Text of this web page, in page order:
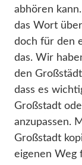
abhören
das Wort
doch für den
das. Wir
den
dass es
Großstadt
anzupassen.
Großstadt
eigenen Weg